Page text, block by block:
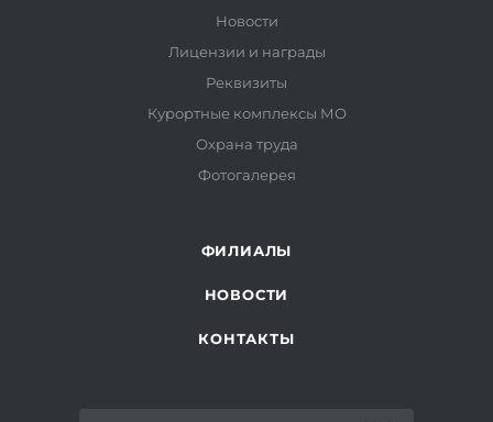
Новости
Лицензии и награды
Реквизиты
Курортные комплексы МО
Охрана труда
Фотогалерея
ФИЛИАЛЫ
НОВОСТИ
КОНТАКТЫ